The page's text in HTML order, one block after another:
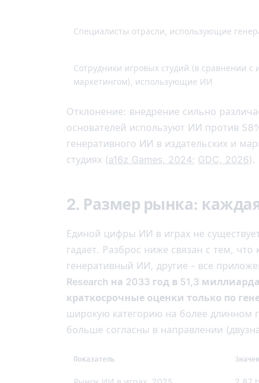
Специалисты отрасли, использующие
Сотрудники игровых студий (в сравнении с
маркетингом), использующие ИИ
Отклонение: внедрение сильно
основателей используют ИИ против
генеративного ИИ в издательских и
студиях (a16z Games, 2024; GDC, 2026).
2. Размер рынка:
Единой цифры ИИ в играх не
гадает. Разброс ниже связан с тем,
генеративный ИИ, другие - все
Research на 2033 год в 51,3
краткосрочные оценки только по
широкую категорию на более длинном
больше согласны в направлении
Показатель